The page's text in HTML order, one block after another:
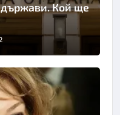
държави. Кой ще